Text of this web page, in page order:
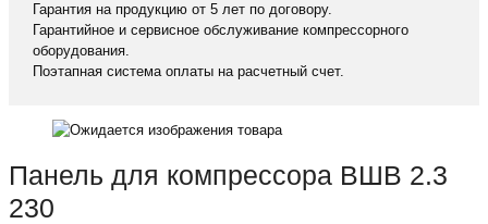
Гарантия на продукцию от 5 лет по договору.
Гарантийное и сервисное обслуживание компрессорного
оборудования.
Поэтапная система оплаты на расчетный счет.
Панель для компрессора ВШВ 2.3
230